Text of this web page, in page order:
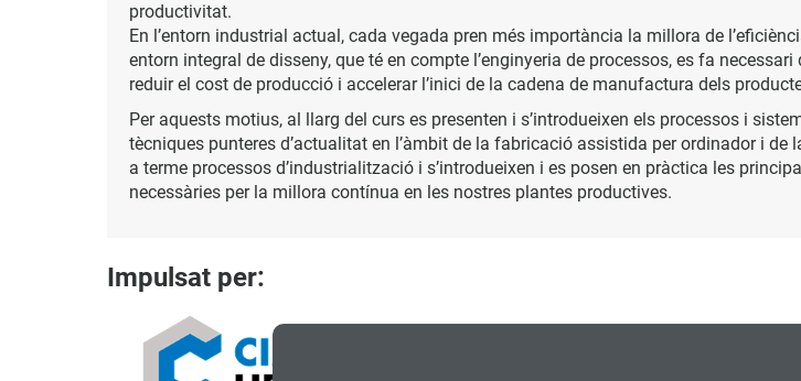
productivitat.
En l’entorn industrial actual, cada vegada pren més importància la millora de
entorn integral de disseny, que té en compte l’enginyeria de processos, es fa
reduir el cost de producció i accelerar l’inici de la cadena de manufactura dels
Per aquests motius, al llarg del curs es presenten i s’introdueixen els processos i
tècniques punteres d’actualitat en l’àmbit de la fabricació assistida per ordinador i
a terme processos d’industrialització i s’introdueixen i es posen en pràctica les
necessàries per la millora contínua en les nostres plantes productives.
Impulsat per: